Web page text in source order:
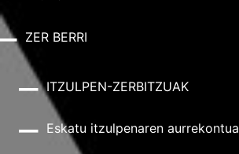
ZER BERRI
ITZULPEN-ZERBITZUAK
Eskatu itzulpenaren aurrekontua